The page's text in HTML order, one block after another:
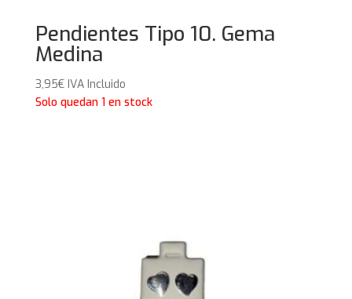
Pendientes Tipo 10. Gema
Medina
3,95€ IVA Incluido
Solo quedan 1 en stock